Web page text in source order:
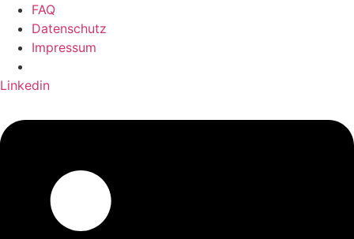
FAQ
Datenschutz
Impressum
Linkedin